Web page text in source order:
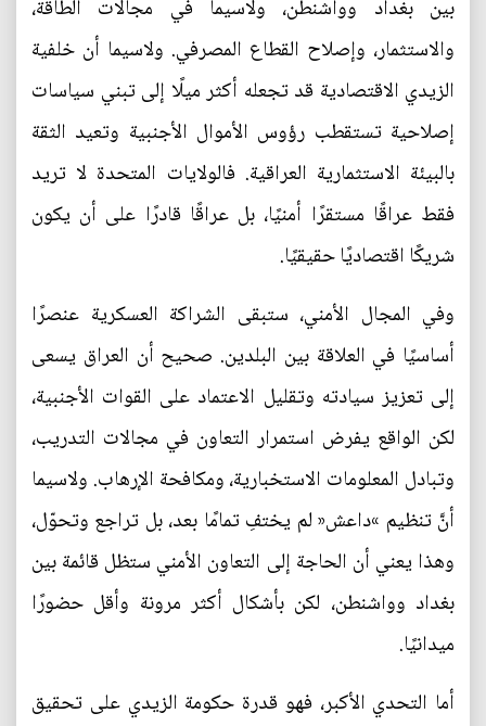
بين بغداد وواشنطن، ولاسيما في مجالات الطاقة،
والاستثمار، وإصلاح القطاع المصرفي. ولاسيما أن خلفية
الزيدي الاقتصادية قد تجعله أكثر ميلًا إلى تبني سياسات
إصلاحية تستقطب رؤوس الأموال الأجنبية وتعيد الثقة
بالبيئة الاستثمارية العراقية. فالولايات المتحدة لا تريد
فقط عراقًا مستقرًا أمنيًا، بل عراقًا قادرًا على أن يكون
شريكًا اقتصاديًا حقيقيًا.
وفي المجال الأمني، ستبقى الشراكة العسكرية عنصرًا
أساسيًا في العلاقة بين البلدين. صحيح أن العراق يسعى
إلى تعزيز سيادته وتقليل الاعتماد على القوات الأجنبية،
لكن الواقع يفرض استمرار التعاون في مجالات التدريب،
وتبادل المعلومات الاستخبارية، ومكافحة الإرهاب. ولاسيما
أنَّ تنظيم »داعش« لم يختفِ تمامًا بعد، بل تراجع وتحوّل،
وهذا يعني أن الحاجة إلى التعاون الأمني ستظل قائمة بين
بغداد وواشنطن، لكن بأشكال أكثر مرونة وأقل حضورًا
ميدانيًا.
أما التحدي الأكبر، فهو قدرة حكومة الزيدي على تحقيق